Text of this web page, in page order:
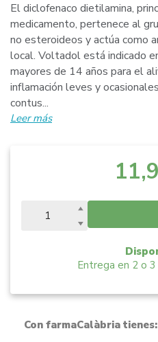
El diclofenaco dietilamina,
medicamento, pertenece al
no esteroideos y actúa como
local. Voltadol está indicado
mayores de 14 años para el
inflamación leves y
contus...
Leer más
Entrega en 2 o
Con farmaCalàbria tienes: